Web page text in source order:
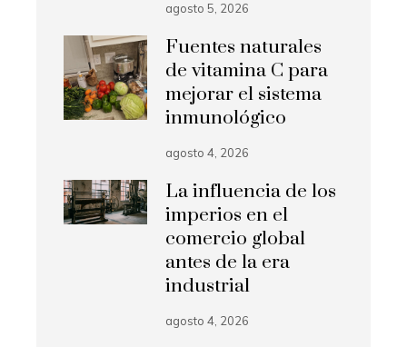
agosto 5, 2026
Fuentes naturales
de vitamina C para
mejorar el sistema
inmunológico
agosto 4, 2026
La influencia de los
imperios en el
comercio global
antes de la era
industrial
agosto 4, 2026